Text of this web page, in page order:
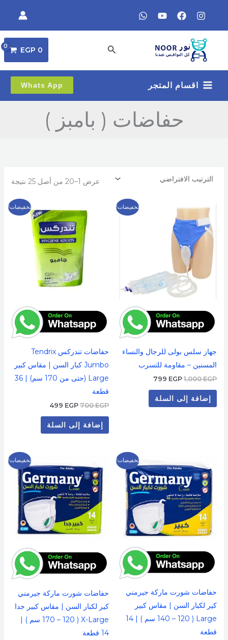
المحتوى
البحث 0
EGP
اقسام المتجر Whats App
حفاضات ( بامبز )
عرض 1–20 من أصل 25 نتيجة
تخفيضات!
جهاز سلس بولى للرجال والنساء
المسنين – مقاومة للتسرب
1,000EGP
هو:
1,000 EGP.
799 EGP
السعر
الحالي
إضافة إلى السلة
تخفيضات!
حفاضات تندركس Tendrix
Jumbo كبار السن | مقاس كبير
Large (حتى من 170 سم) | 36
قطعة
700EGP
الأصلي
هو:
700 EGP.
499 EGP
الحالي
هو:
499 EGP.
إضافة إلى السلة
تخفيضات!
حفاضات شورت ماركة جيرمني
كير لكبار السن | مقاس كبير
Large ( 140 – 120 سم ) | 14
قطعة
الأصلي
هو:
500 EGP.
الحالي
هو:
399 EGP.
تخفيضات!
حفاضات شورت ماركة جيرمني
كير لكبار السن | مقاس كبير جدا
X-Large ( 170 – 120 سم ) |
14 قطعة
الأصلي
هو:
500 EGP.
الحالي
هو:
399 EGP.